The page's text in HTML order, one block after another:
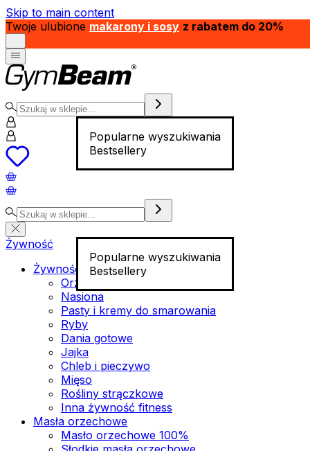
Skip to main content
Twoje ulubione makarony i sosy z rabatem do 20%
Popularne wyszukiwania
Bestsellery
Popularne wyszukiwania
Bestsellery
Żywność
Żywność funkcjonalna
Orzechy
Nasiona
Pasty i kremy do smarowania
Ryby
Dania gotowe
Jajka
Chleb i pieczywo
Mięso
Rośliny strączkowe
Inna żywność fitness
Masła orzechowe
Masło orzechowe 100%